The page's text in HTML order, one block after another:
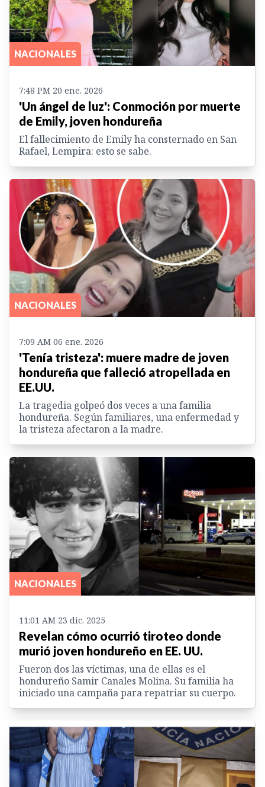
NACIONALES
7:48 PM 20 ene. 2026
'Un ángel de luz': Conmoción por muerte
de Emily, joven hondureña
El fallecimiento de Emily ha consternado en San
Rafael, Lempira: esto se sabe.
NACIONALES
7:09 AM 06 ene. 2026
'Tenía tristeza': muere madre de joven
hondureña que falleció atropellada en
EE.UU.
La tragedia golpeó dos veces a una familia
hondureña. Según familiares, una enfermedad y
la tristeza afectaron a la madre.
NACIONALES
11:01 AM 23 dic. 2025
Revelan cómo ocurrió tiroteo donde
murió joven hondureño en EE. UU.
Fueron dos las víctimas, una de ellas es el
hondureño Samir Canales Molina. Su familia ha
iniciado una campaña para repatriar su cuerpo.